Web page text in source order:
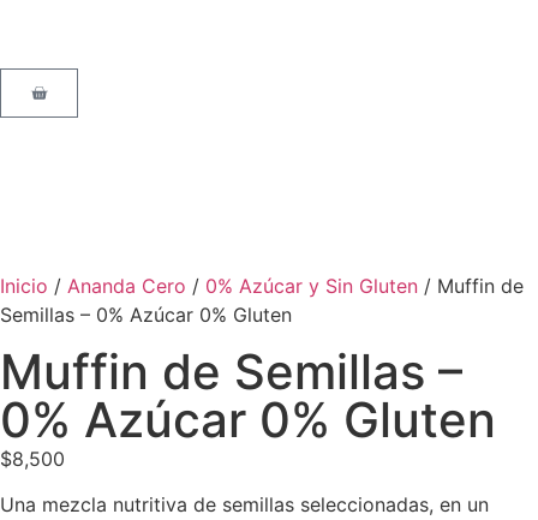
Inicio / Ananda Cero / 0% Azúcar y Sin Gluten / Muffin de
Semillas – 0% Azúcar 0% Gluten
Muffin de Semillas –
0% Azúcar 0% Gluten
$8,500
Una mezcla nutritiva de semillas seleccionadas, en un